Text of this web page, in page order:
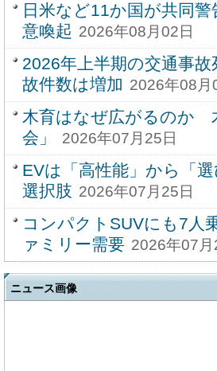
日米など11か国が共同
意喚起 2026年08月02日
2026年上半期の交通事
故件数は増加 2026年08月
木育はなぜ広がるのか
会」
2026年07月25日
EVは「高性能」から「
選択肢 2026年07月25日
コンパクトSUVにも7
ァミリー需要 2026年07月
ニュース画像